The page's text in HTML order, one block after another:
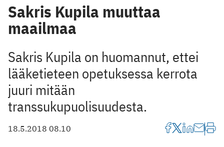
Sakris Kupila muuttaa
maailmaa
Sakris Kupila on huomannut, ettei
lääketieteen opetuksessa kerrota
juuri mitään
transsukupuolisuudesta.
18.5.2018 08.10